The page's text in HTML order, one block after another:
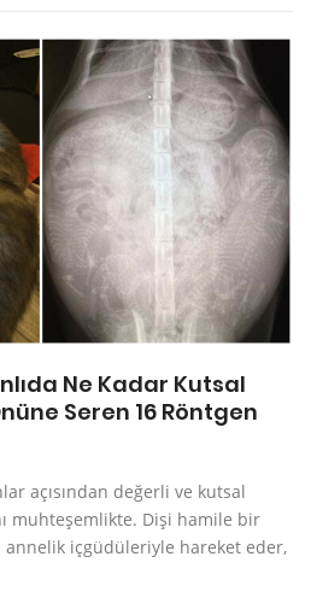
Ne Kadar Kutsal
Seren 16 Röntgen
açısından değerli ve kutsal
muhteşemlikte. Dişi hamile bir
annelik içgüdüleriyle hareket eder,